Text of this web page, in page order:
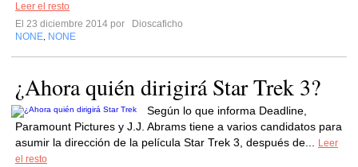
Leer el resto
El 23 diciembre 2014 por
Dioscaficho
NONE NONE
¿Ahora quién dirigirá Star Trek 3?
Según lo que informa Deadline,
Paramount Pictures y J.J. Abrams tiene a varios candidatos para
asumir la dirección de la película Star Trek 3, después de...
Leer
el resto